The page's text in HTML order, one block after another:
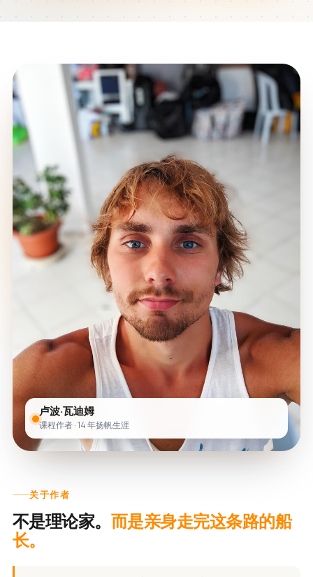
卢波·瓦迪姆
课程作者 · 14 年扬帆生涯
关于作者
不是理论家。 而是亲身走完这条路的船
长。